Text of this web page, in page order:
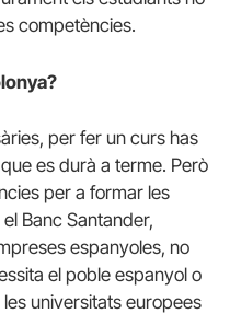
competències.
per fer un curs has
es durà a terme. Però
per a formar les
Banc Santander,
espanyoles, no
el poble espanyol o
universitats europees